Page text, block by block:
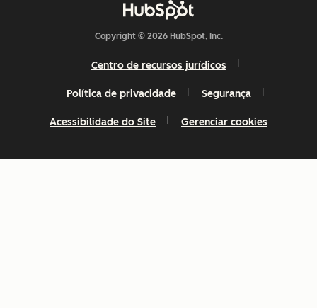
Copyright © 2026 HubSpot, Inc.
Centro de recursos jurídicos
Política de privacidade Segurança
Acessibilidade do Site Gerenciar cookies